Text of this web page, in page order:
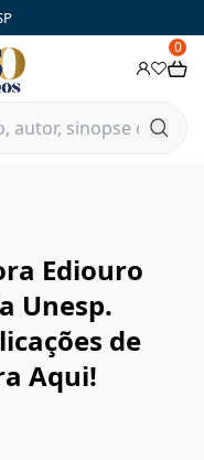
0
Ediouro
Unesp.
de
Aqui!
FastStore PLP